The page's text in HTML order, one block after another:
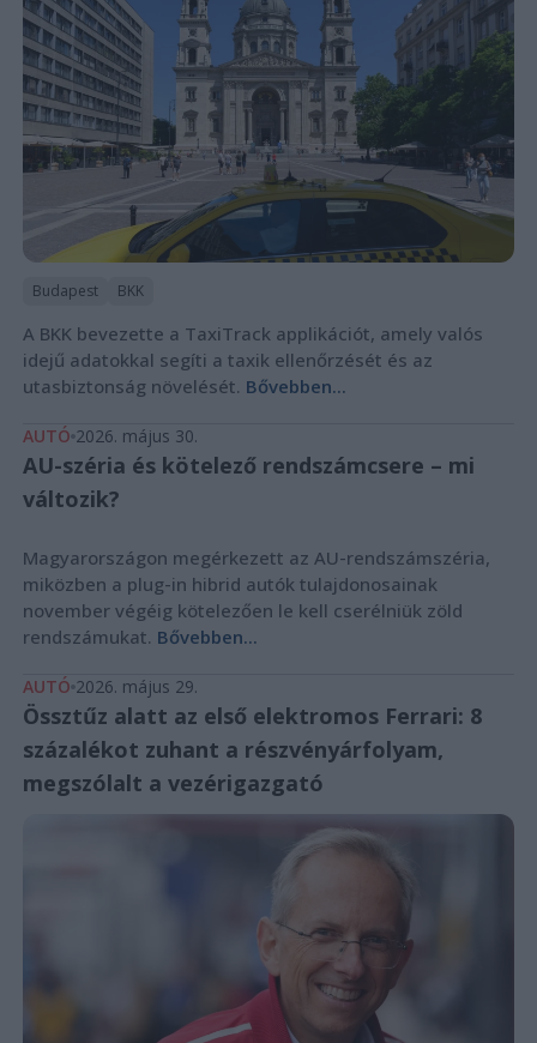
Budapest BKK
A BKK bevezette a TaxiTrack applikációt, amely valós
idejű adatokkal segíti a taxik ellenőrzését és az
utasbiztonság növelését. Bővebben...
AUTÓ 2026. május 30.
AU-széria és kötelező rendszámcsere – mi
változik?
Magyarországon megérkezett az AU-rendszámszéria,
miközben a plug-in hibrid autók tulajdonosainak
november végéig kötelezően le kell cserélniük zöld
rendszámukat. Bővebben...
AUTÓ 2026. május 29.
Össztűz alatt az első elektromos Ferrari: 8
százalékot zuhant a részvényárfolyam,
megszólalt a vezérigazgató